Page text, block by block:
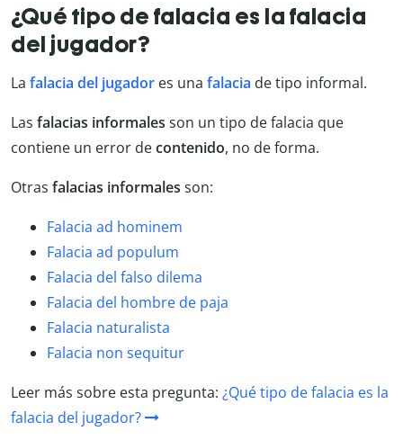
¿Qué tipo de falacia es la falacia
del jugador?
La falacia del jugador es una falacia de tipo informal.
Las falacias informales son un tipo de falacia que
contiene un error decontenido, no de forma.
Otras falacias informales son:
Falacia ad hominem
Falacia ad populum
Falacia del falso dilema
Falacia del hombre de paja
Falacia naturalista
Falacia non sequitur
Leer más sobre esta pregunta: ¿Qué tipo de falacia es la
falacia del jugador?